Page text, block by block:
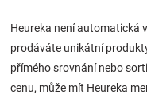
Heureka není automatická
prodáváte unikátní
přímého srovnání nebo
cenu, může mít Heureka